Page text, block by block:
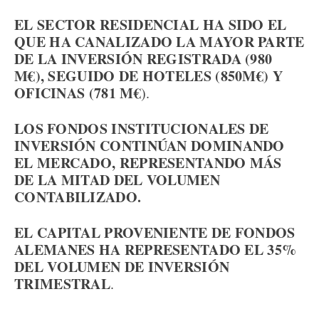
EL SECTOR RESIDENCIAL HA SIDO EL
QUE HA CANALIZADO LA MAYOR PARTE
DE LA INVERSIÓN REGISTRADA (980
M€), SEGUIDO DE HOTELES (850M€) Y
OFICINAS (781 M€).
LOS FONDOS INSTITUCIONALES DE
INVERSIÓN CONTINÚAN DOMINANDO
EL MERCADO, REPRESENTANDO MÁS
DE LA MITAD DEL VOLUMEN
CONTABILIZADO.
EL CAPITAL PROVENIENTE DE FONDOS
ALEMANES HA REPRESENTADO EL 35%
DEL VOLUMEN DE INVERSIÓN
TRIMESTRAL.